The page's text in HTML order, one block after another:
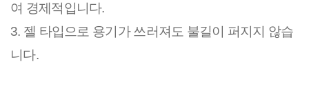
여 경제적입니다.
3. 젤 타입으로 용기가 쓰러져도 불길이 퍼지지 않습
니다.